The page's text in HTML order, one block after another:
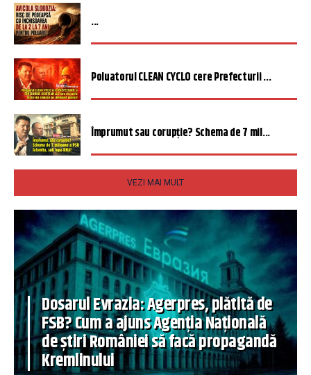
...
Poluatorul CLEAN CYCLO cere Prefecturii ...
Împrumut sau corupție? Schema de 7 mil...
VEZI MAI MULT
Dosarul Evrazia: Agerpres, plătită de
FSB? Cum a ajuns Agenția Națională
de știri României să facă propagandă
Kremlinului